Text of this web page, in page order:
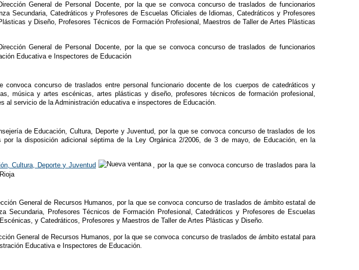
General de Personal Docente, por la que se convoca concurso de traslados de funcionarios
Secundaria, Catedráticos y Profesores de Escuelas Oficiales de Idiomas, Catedráticos y Profesores
y Diseño, Profesores Técnicos de Formación Profesional, Maestros de Taller de Artes Plásticas
General de Personal Docente, por la que se convoca concurso de traslados de funcionarios
Educativa e Inspectores de Educación
convoca concurso de traslados entre personal funcionario docente de los cuerpos de catedráticos y
música y artes escénicas, artes plásticas y diseño, profesores técnicos de formación profesional,
servicio de la Administración educativa e inspectores de Educación.
de Educación, Cultura, Deporte y Juventud, por la que se convoca concurso de traslados de los
por la disposición adicional séptima de la Ley Orgánica 2/2006, de 3 de mayo, de Educación, en la
Cultura, Deporte y Juventud
, por la que se convoca concurso de traslados para la
General de Recursos Humanos, por la que se convoca concurso de traslados de ámbito estatal de
Secundaria, Profesores Técnicos de Formación Profesional, Catedráticos y Profesores de Escuelas
y Catedráticos, Profesores y Maestros de Taller de Artes Plásticas y Diseño.
General de Recursos Humanos, por la que se convoca concurso de traslados de ámbito estatal para
Educativa e Inspectores de Educación.